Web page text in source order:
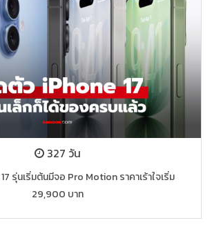
327 วัน
รุ่นเริ่มต้นมีจอ Pro Motion ราคาเร้าใจเริ่ม
29,900 บาท